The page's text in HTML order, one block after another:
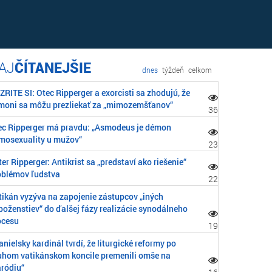
ČÍTANEJŠIE dnes týždeň celkom
SI: Otec Ripperger a exorcisti sa zhodujú, že
sa môžu prezliekať za „mimozemšťanov“
36
Ripperger má pravdu: „Asmodeus je démon
u mužov“
23
Ripperger: Antikrist sa „predstaví ako riešenie“
ľudstva
22
vyzýva na zapojenie zástupcov „iných
do ďalšej fázy realizácie synodálneho
19
kardinál tvrdí, že liturgické reformy po
vatikánskom koncile premenili omše na